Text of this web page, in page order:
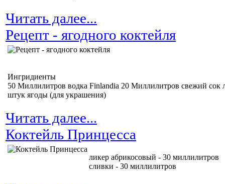
Читать далее...
Рецепт - ягодного коктейля
Ингридиенты
50 Миллилитров водка Finlandia 20 Миллилитров свежий
штук ягоды (для украшения)
Читать далее...
Коктейль Принцесса
ликер абрикосовый - 30 миллилитров
сливки - 30 миллилитров